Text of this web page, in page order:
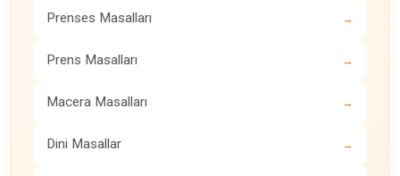
Prenses Masalları →
Prens Masalları →
Macera Masalları →
Dini Masallar →